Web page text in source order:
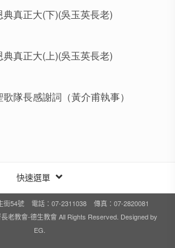
真正大(下)(吳玉英長老)
真正大(上)(吳玉英長老)
隊長感謝詞（黃介甫執事）
快速選單
街54號 電話：07-2311038 傳真：07-2820081
老教會-德生教會 All Rights Reserved. Designed by
EG